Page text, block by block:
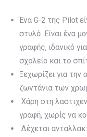
Ένα G-2 της Pilot
στυλό. Είναι ένα
γραφής, ιδανικό
σχολείο και το
Ξεχωρίζει για την
ζωντάνια των
Χάρη στη
γραφή, χωρίς να
Δέχεται